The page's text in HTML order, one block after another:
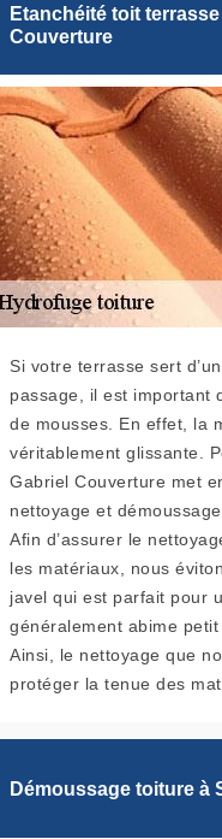
Etanchéité toit terrasse
Couverture
Si votre terrasse sert
passage, il est important
de mousses. En effet, la
véritablement glissante.
Gabriel Couverture met
nettoyage et
Afin d’assurer le
les matériaux, nous
javel qui est parfait pour
généralement abime
Ainsi, le nettoyage que
protéger la tenue des
Démoussage toiture à